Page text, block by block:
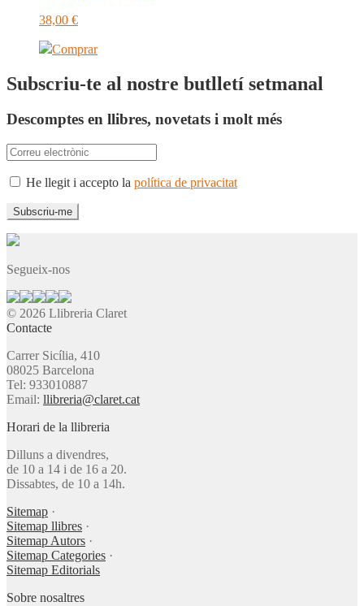
38,00 €
Comprar
Subscriu-te al nostre butlletí setmanal
Descomptes en llibres, novetats i molt més
He llegit i accepto la política de privacitat
Segueix-nos
© 2026 Llibreria Claret
Contacte
Carrer Sicília, 410
08025 Barcelona
Tel: 933010887
Email: llibreria@claret.cat
Horari de la llibreria
Dilluns a divendres,
de 10 a 14 i de 16 a 20.
Dissabtes, de 10 a 14h.
Sitemap ·
Sitemap llibres ·
Sitemap Autors ·
Sitemap Categories ·
Sitemap Editorials
Sobre nosaltres